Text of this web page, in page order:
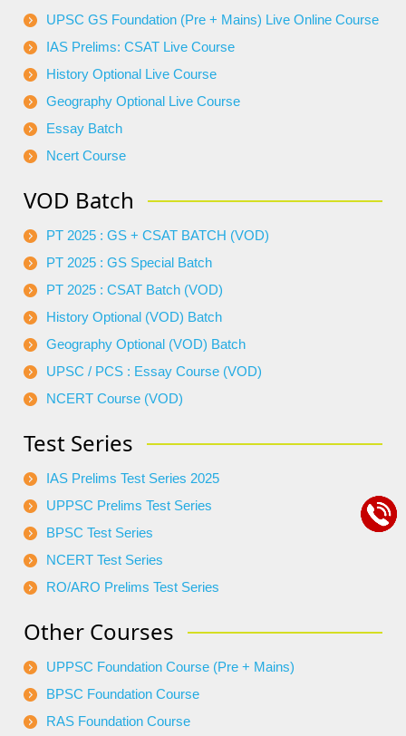
UPSC GS Foundation (Pre + Mains) Live Online Course
IAS Prelims: CSAT Live Course
History Optional Live Course
Geography Optional Live Course
Essay Batch
Ncert Course
VOD Batch
PT 2025 : GS + CSAT BATCH (VOD)
PT 2025 : GS Special Batch
PT 2025 : CSAT Batch (VOD)
History Optional (VOD) Batch
Geography Optional (VOD) Batch
UPSC / PCS : Essay Course (VOD)
NCERT Course (VOD)
Test Series
IAS Prelims Test Series 2025
UPPSC Prelims Test Series
BPSC Test Series
NCERT Test Series
RO/ARO Prelims Test Series
Other Courses
UPPSC Foundation Course (Pre + Mains)
BPSC Foundation Course
RAS Foundation Course